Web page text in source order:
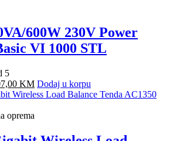
600W 230V Power
VI 1000 STL
5
KM.
KMCurrent
price
Dodaj u korpu
oprema